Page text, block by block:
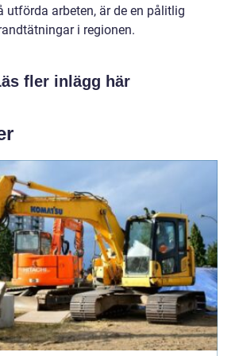
utförda arbeten, är de en pålitlig
i regionen.
fler inlägg här